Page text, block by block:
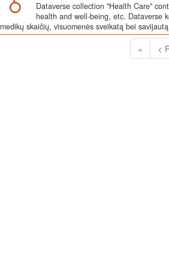
Dataverse collection "Health Care"
health and well-being, etc. Dataverse
medikų skaičių, visuomenės sveikatą bei
« <